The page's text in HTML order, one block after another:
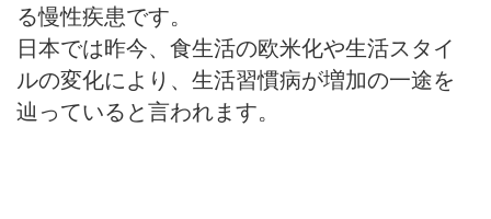
る慢性疾患です。
日本では昨今、食生活の欧米化や生活スタイ
ルの変化により、生活習慣病が増加の一途を
辿っていると言われます。